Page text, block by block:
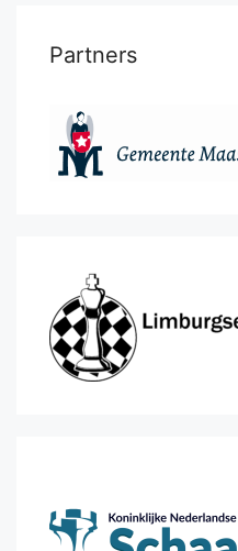
Partners